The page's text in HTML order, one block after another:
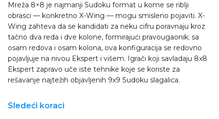
Mreža 8×8 je najmanji Sudoku format u kome se riblji
obrasci — konkretno X-Wing — mogu smisleno pojaviti. X-
Wing zahteva da se kandidati za neku cifru poravnaju kroz
tačno dva reda i dve kolone, formirajući pravougaonik; sa
osam redova i osam kolona, ova konfiguracija se redovno
pojavljuje na nivou Ekspert i višem. Igrači koji savladaju 8x8
Ekspert zapravo uče iste tehnike koje se koriste za
rešavanje najtežih objavljenih 9x9 Sudoku slagalica.
Sledeći koraci